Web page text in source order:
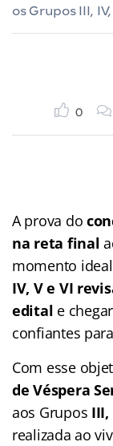
os Grupos III,
0
A prova do
na reta final
momento
IV, V e VI
edital e
confiantes
Com esse
de Véspera
aos Grupos III,
realizada ao